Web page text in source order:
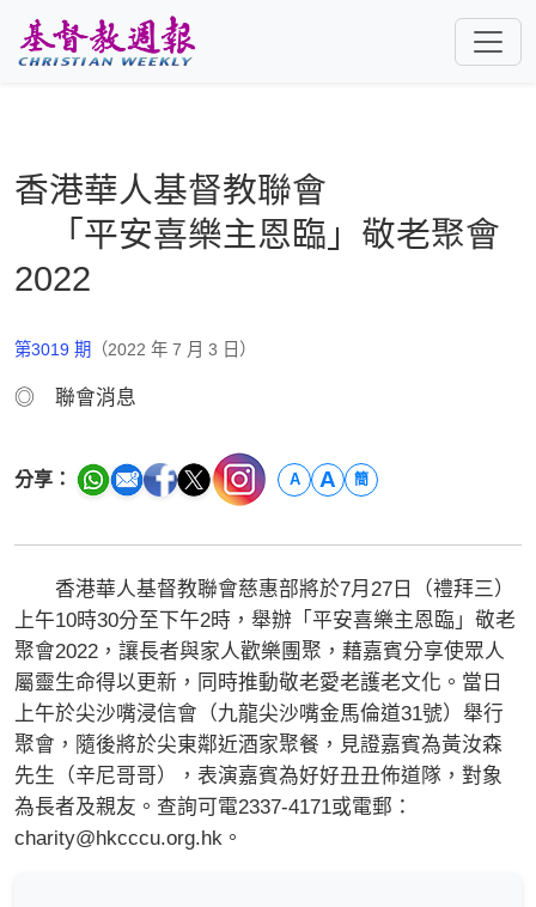
香港華人基督教聯會
「平安喜樂主恩臨」敬老聚會
2022
第3019 期 （2022 年 7 月 3 日）
◎ 聯會消息
分享： A A 簡
香港華人基督教聯會慈惠部將於7月27日（禮拜三）
上午10時30分至下午2時，舉辦「平安喜樂主恩臨」敬老
聚會2022，讓長者與家人歡樂團聚，藉嘉賓分享使眾人
屬靈生命得以更新，同時推動敬老愛老護老文化。當日
上午於尖沙嘴浸信會（九龍尖沙嘴金馬倫道31號）舉行
聚會，隨後將於尖東鄰近酒家聚餐，見證嘉賓為黃汝森
先生（辛尼哥哥），表演嘉賓為好好丑丑佈道隊，對象
為長者及親友。查詢可電2337-4171或電郵：
charity@hkcccu.org.hk 。